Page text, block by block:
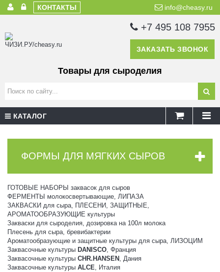
КОНТАКТЫ info@cheasy.ru
+7 495 108 7955
ЗАКАЗАТЬ ЗВОНОК
Товары для сыроделия
КАТАЛОГ
ФОРМЫ ДЛЯ МЯГКИХ СЫРОВ
ГОТОВЫЕ НАБОРЫ заквасок для сыров
ФЕРМЕНТЫ молокосвертывающие, ЛИПАЗА
ЗАКВАСКИ для сыра, ПЛЕСЕНИ, ЗАЩИТНЫЕ,
АРОМАТООБРАЗУЮЩИЕ культуры
Закваски для сыроделия, дозировка на 100л молока
Плесень для сыра, бревибактерии
Ароматообразующие и защитные культуры для сыра, ЛИЗОЦИМ
Заквасочные культуры DANISCO, Франция
Заквасочные культуры CHR.HANSEN , Дания
Заквасочные культуры ALCE, Италия